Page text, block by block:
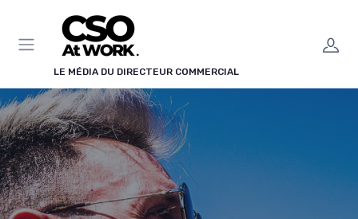
LE MÉDIA DU DIRECTEUR COMMERCIAL